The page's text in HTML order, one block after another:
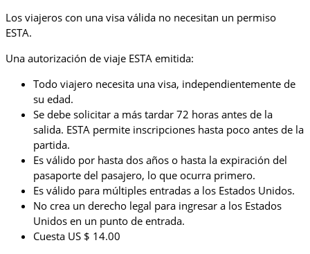
Los viajeros con una visa válida no necesitan un permiso
ESTA.
Una autorización de viaje ESTA emitida:
Todo viajero necesita una visa, independientemente de
su edad.
Se debe solicitar a más tardar 72 horas antes de la
salida. ESTA permite inscripciones hasta poco antes de la
partida.
Es válido por hasta dos años o hasta la expiración del
pasaporte del pasajero, lo que ocurra primero.
Es válido para múltiples entradas a los Estados Unidos.
No crea un derecho legal para ingresar a los Estados
Unidos en un punto de entrada.
Cuesta US $ 14.00